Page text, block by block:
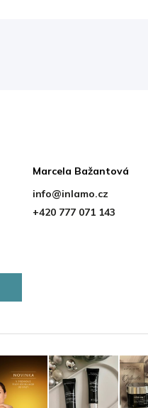
Marcela Bažantová
info@inlamo.cz
+420 777 071 143